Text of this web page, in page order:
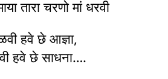
तारा चरणो मां धरवी
हवे छे आज्ञा,
हवे छे साधना….